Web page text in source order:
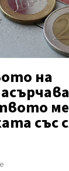
на
със